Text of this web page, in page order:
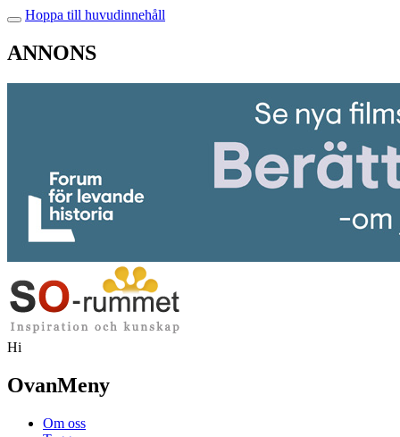
Hoppa till huvudinnehåll
ANNONS
Hi
OvanMeny
Om oss